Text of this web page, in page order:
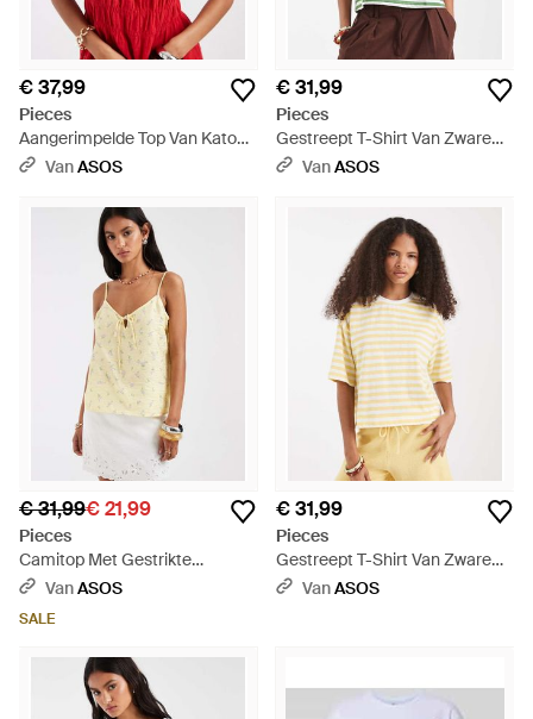
€ 37,99
Pieces
Aangerimpelde Top Van Katoen
Met Brede Bandjes - Rood
VanASOS
€ 31,99
Pieces
Gestreept T-Shirt Van Zware
Stof Met Korte Mouwen -
VanASOS
€ 31,99€ 21,99
Pieces
Camitop Met Gestrikte
Voorkant En Fijne Bloemenprint
VanASOS
SALE
€ 31,99
Pieces
Gestreept T-Shirt Van Zware
Stof Met Korte Mouwen -
VanASOS